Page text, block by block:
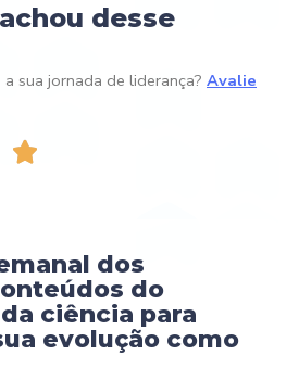
desse
sua jornada de liderança? Avalie

dos
do
ciência para
evolução como